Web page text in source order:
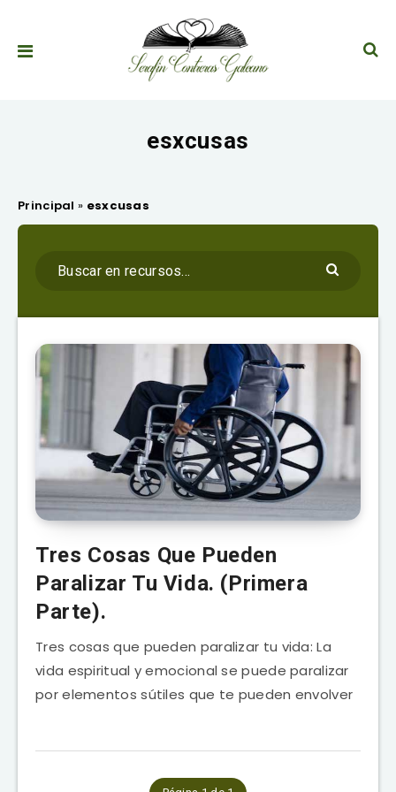
esxcusas
Principal » esxcusas
Tres Cosas Que Pueden
Paralizar Tu Vida. (Primera
Parte).
Tres cosas que pueden paralizar tu vida: La
vida espiritual y emocional se puede paralizar
por elementos sútiles que te pueden envolver